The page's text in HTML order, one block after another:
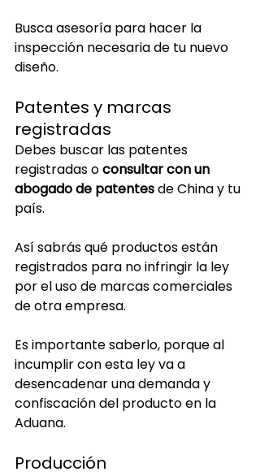
Busca asesoría para hacer la
inspección necesaria de tu nuevo
diseño.
Patentes y marcas
registradas
Debes buscar las patentes
registradas o consultar con un
abogado de patentes de China y tu
país.
Así sabrás qué productos están
registrados para no infringir la ley
por el uso de marcas comerciales
de otra empresa.
Es importante saberlo, porque al
incumplir con esta ley va a
desencadenar una demanda y
confiscación del producto en la
Aduana.
Producción